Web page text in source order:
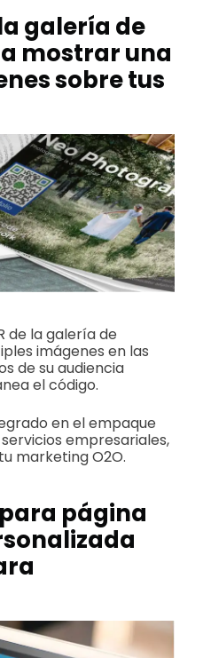
galería de
mostrar una
sobre tus
de la galería de
imágenes en las
de su audiencia
el código.
en el empaque
empresariales,
marketing O2O.
para página